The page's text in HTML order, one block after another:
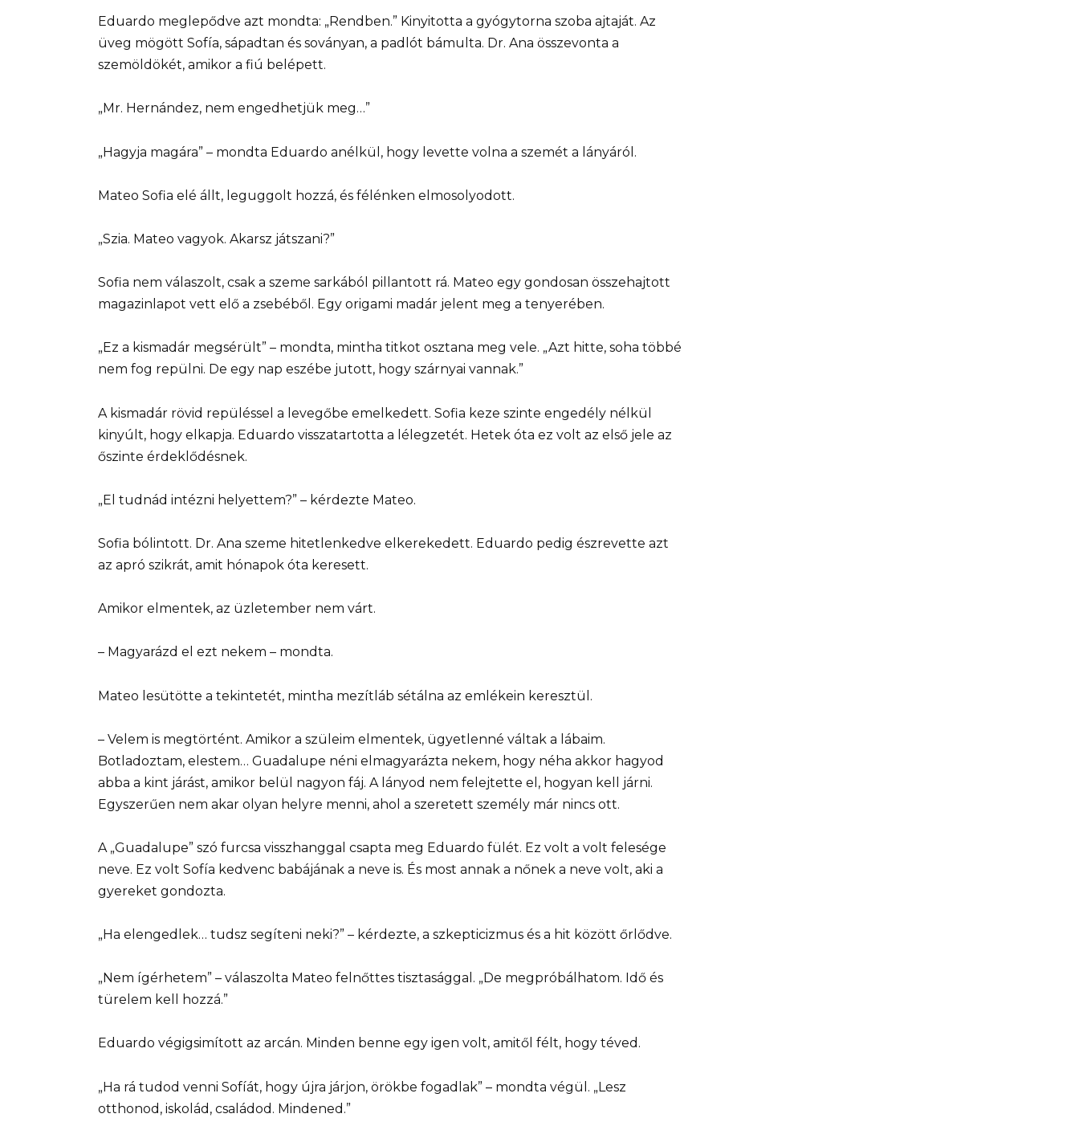
Eduardo meglepődve azt mondta: „Rendben.” Kinyitotta a gyógytorna szoba ajtaját. Az
üveg mögött Sofía, sápadtan és soványan, a padlót bámulta. Dr. Ana összevonta a
szemöldökét, amikor a fiú belépett.
„Mr. Hernández, nem engedhetjük meg…”
„Hagyja magára” – mondta Eduardo anélkül, hogy levette volna a szemét a lányáról.
Mateo Sofia elé állt, leguggolt hozzá, és félénken elmosolyodott.
„Szia. Mateo vagyok. Akarsz játszani?”
Sofia nem válaszolt, csak a szeme sarkából pillantott rá. Mateo egy gondosan összehajtott
magazinlapot vett elő a zsebéből. Egy origami madár jelent meg a tenyerében.
„Ez a kismadár megsérült” – mondta, mintha titkot osztana meg vele. „Azt hitte, soha többé
nem fog repülni. De egy nap eszébe jutott, hogy szárnyai vannak.”
A kismadár rövid repüléssel a levegőbe emelkedett. Sofia keze szinte engedély nélkül
kinyúlt, hogy elkapja. Eduardo visszatartotta a lélegzetét. Hetek óta ez volt az első jele az
őszinte érdeklődésnek.
„El tudnád intézni helyettem?” – kérdezte Mateo.
Sofia bólintott. Dr. Ana szeme hitetlenkedve elkerekedett. Eduardo pedig észrevette azt
az apró szikrát, amit hónapok óta keresett.
Amikor elmentek, az üzletember nem várt.
– Magyarázd el ezt nekem – mondta.
Mateo lesütötte a tekintetét, mintha mezítláb sétálna az emlékein keresztül.
– Velem is megtörtént. Amikor a szüleim elmentek, ügyetlenné váltak a lábaim.
Botladoztam, elestem… Guadalupe néni elmagyarázta nekem, hogy néha akkor hagyod
abba a kint járást, amikor belül nagyon fáj. A lányod nem felejtette el, hogyan kell járni.
Egyszerűen nem akar olyan helyre menni, ahol a szeretett személy már nincs ott.
A „Guadalupe” szó furcsa visszhanggal csapta meg Eduardo fülét. Ez volt a volt felesége
neve. Ez volt Sofía kedvenc babájának a neve is. És most annak a nőnek a neve volt, aki a
gyereket gondozta.
„Ha elengedlek… tudsz segíteni neki?” – kérdezte, a szkepticizmus és a hit között őrlődve.
„Nem ígérhetem” – válaszolta Mateo felnőttes tisztasággal. „De megpróbálhatom. Idő és
türelem kell hozzá.”
Eduardo végigsimított az arcán. Minden benne egy igen volt, amitől félt, hogy téved.
„Ha rá tudod venni Sofíát, hogy újra járjon, örökbe fogadlak” – mondta végül. „Lesz
otthonod, iskolád, családod. Mindened.”